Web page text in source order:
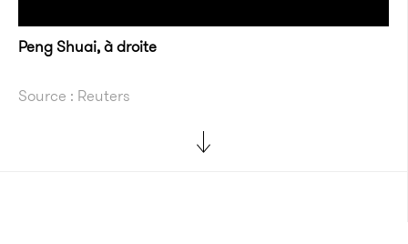
Peng Shuai, à droite
Source : Reuters